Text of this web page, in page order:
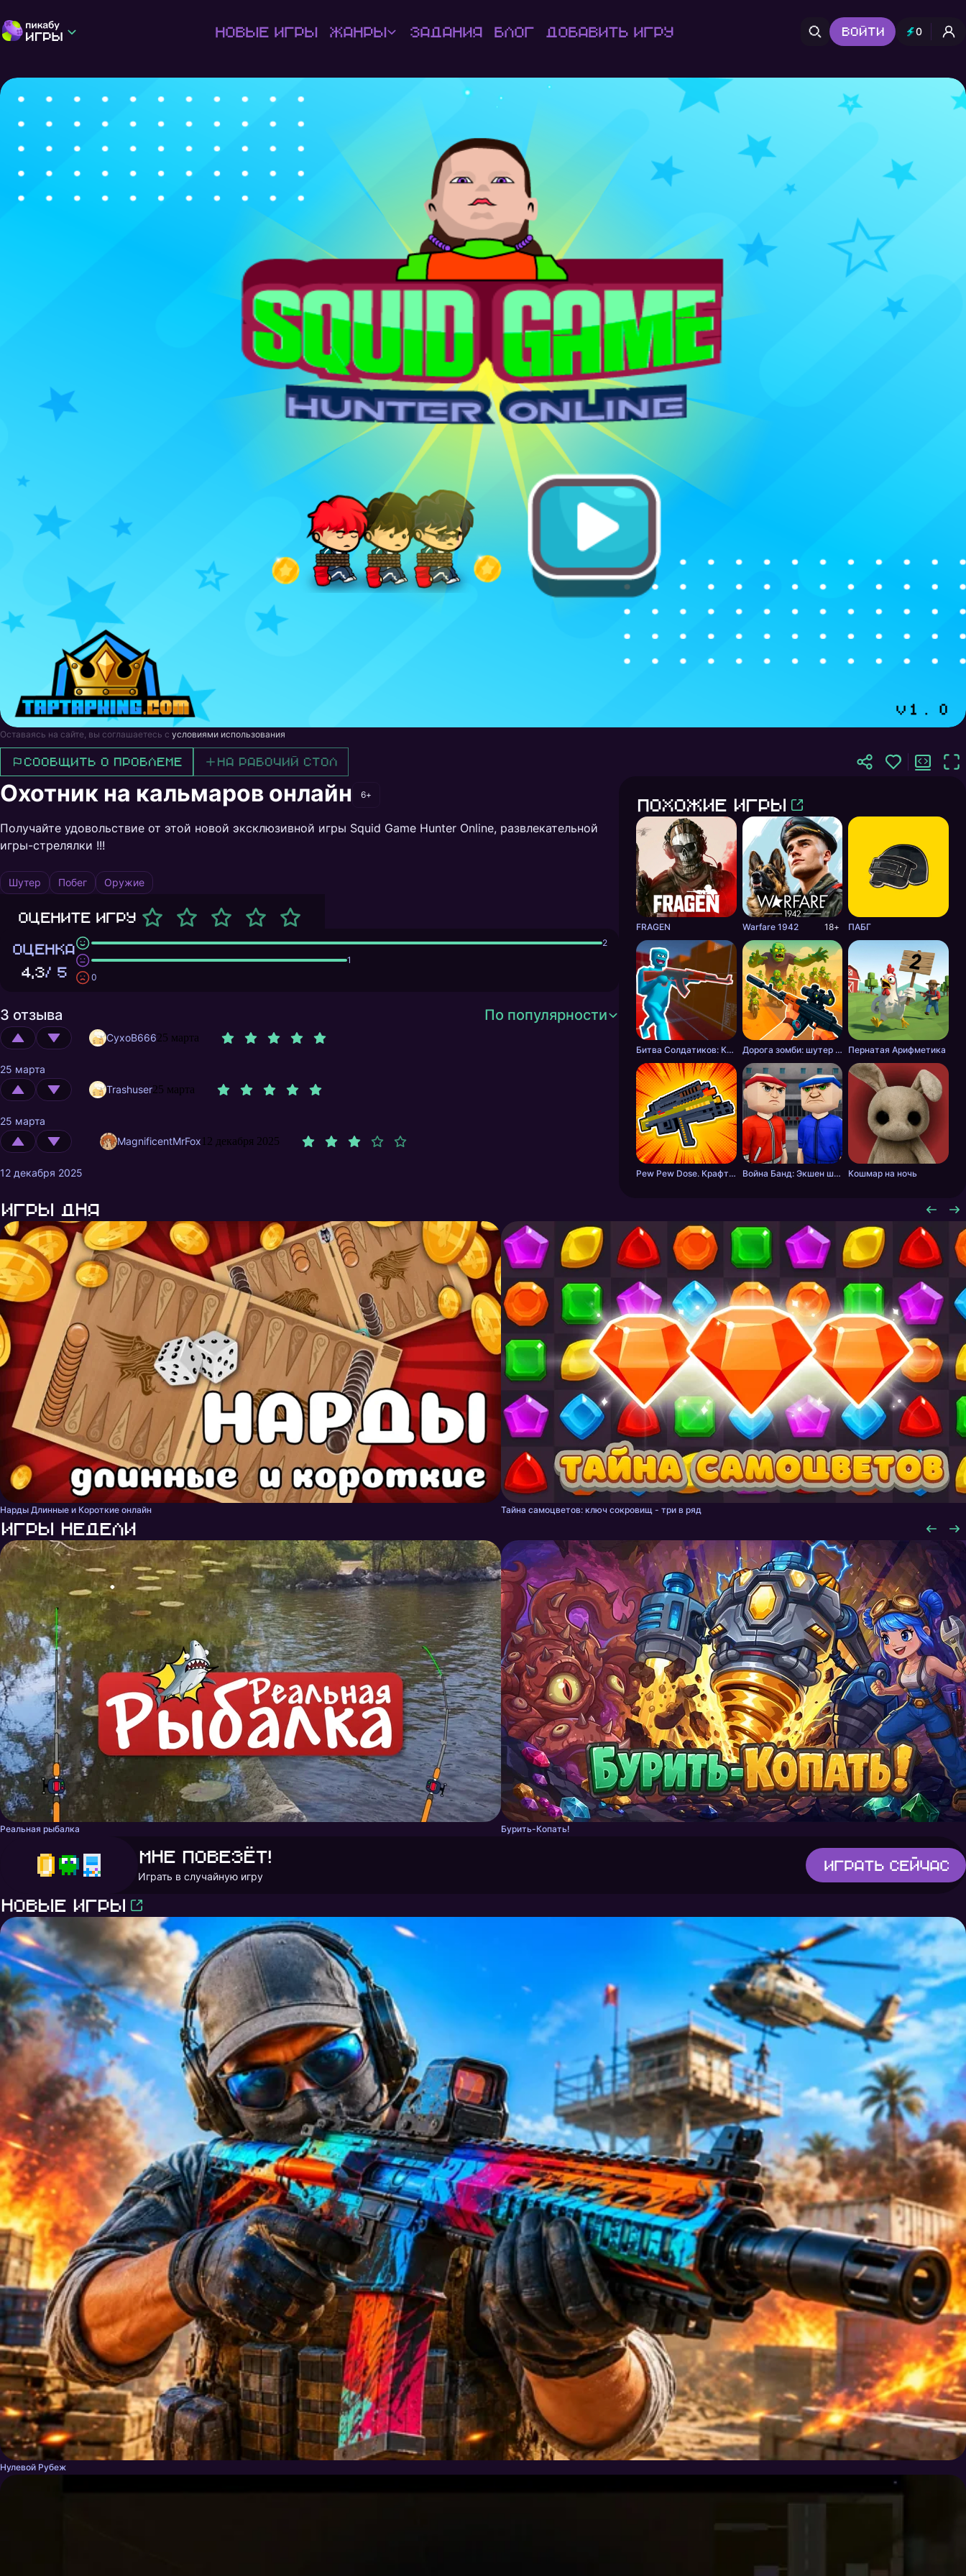
Новые игры Жанры Задания Блог Добавить игру Войти 0
Оставаясь на сайте, вы соглашаетесь с условиями использования
Сообщить о проблеме На рабочий стол
Охотник на кальмаров онлайн 6+
Получайте удовольствие от этой новой эксклюзивной игры Squid Game Hunter Online, развлекательной
игры-стрелялки !!!
Шутер Побег Оружие
Оцените игру
ОЦЕНКА
4,3/ 5
2
1
0
3 отзыва По популярности
CyxoB66625 марта
25 марта
Trashuser25 марта
25 марта
MagnificentMrFox 12 декабря 2025
12 декабря 2025
Похожие игры
FRAGEN Warfare 1942 18+ ПАБГ
Битва Солдатиков: Красные против Синих Дорога зомби: шутер с разрушениями Пернатая Арифметика
Pew Pew Dose. Крафт оружия Война Банд: Экшен шутер Кошмар на ночь
Игры дня
Нарды Длинные и Короткие онлайн Тайна самоцветов: ключ сокровищ - три в ряд
Игры недели
Реальная рыбалка Бурить-Копать!
Мне повезёт!
Играть в случайную игру
Играть сейчас
Новые игры
Нулевой Рубеж